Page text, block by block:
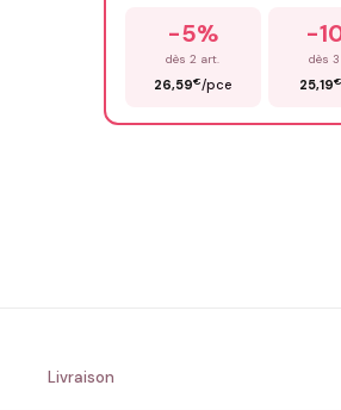
-5%
dès 2 art.
26,59€/pce
-
dès
25,19€
Livraison